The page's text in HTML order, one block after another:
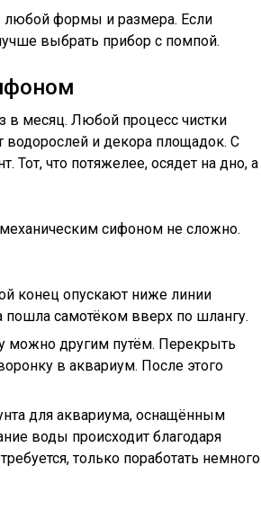
любой формы и размера. Если
выбрать прибор с помпой.
в месяц. Любой процесс чистки
водорослей и декора площадок. С
что потяжелее, осядет на дно, а
сифоном не сложно.
конец опускают ниже линии
пошла самотёком вверх по шлангу.
можно другим путём. Перекрыть
в аквариум. После этого
для аквариума, оснащённым
воды происходит благодаря
только поработать немного